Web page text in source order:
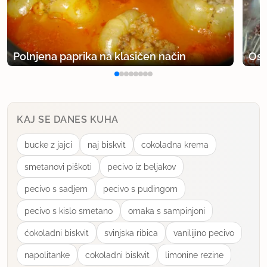
jas delam v manjši skledi v kateri že zmešan
sestavine, za plitvi krožnik je mogoče malo preveč,
nevem poizkusite :)
če delate z drugimi surovinami kot kakav dodajte
mateja001
član od 2008 29 sporočil
25.3.2009 ob 19:08
kohica daj vsekakor na več kot 3 minute
jas imam 700 pa dam skoraj 5 minut
Polnjena paprika na klasičen način
KAJ SE DANES KUHA
bucke z jajci naj biskvit cokoladna krema
smetanovi piškoti pecivo iz beljakov
pecivo s sadjem pecivo s pudingom
pecivo s kislo smetano omaka s sampinjoni
ćokoladni biskvit svinjska ribica vanilijino pecivo
napolitanke cokoladni biskvit limonine rezine